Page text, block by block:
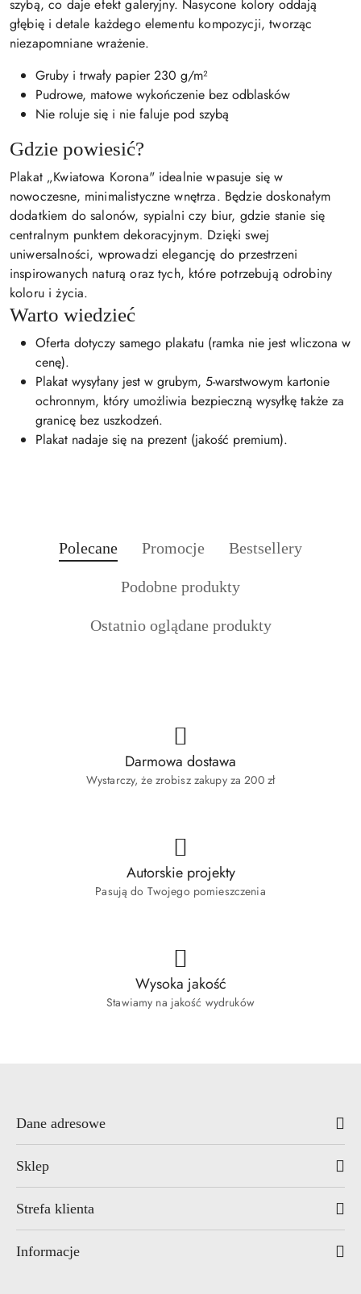
szybą, co daje efekt galeryjny. Nasycone kolory oddają
głębię i detale każdego elementu kompozycji, tworząc
niezapomniane wrażenie.
Gruby i trwały papier 230 g/m²
Pudrowe, matowe wykończenie bez odblasków
Nie roluje się i nie faluje pod szybą
Gdzie powiesić?
Plakat „Kwiatowa Korona" idealnie wpasuje się w
nowoczesne, minimalistyczne wnętrza. Będzie doskonałym
dodatkiem do salonów, sypialni czy biur, gdzie stanie się
centralnym punktem dekoracyjnym. Dzięki swej
uniwersalności, wprowadzi elegancję do przestrzeni
inspirowanych naturą oraz tych, które potrzebują odrobiny
koloru i życia.
Warto wiedzieć
Oferta dotyczy samego plakatu (ramka nie jest wliczona w
cenę).
Plakat wysyłany jest w grubym, 5-warstwowym kartonie
ochronnym, który umożliwia bezpieczną wysyłkę także za
granicę bez uszkodzeń.
Plakat nadaje się na prezent (jakość premium).
Pomiń karuzelę produktów
Produkty
Polecane
Produkty
statusie:
Promocje
Produkty
statusie:
Bestsellery
Produkty
statusie:
Podobne produkty
Produkty
Ostatnio oglądane produkty
Darmowa dostawa
Wystarczy, że zrobisz zakupy za 200 zł
Autorskie projekty
Pasują do Twojego pomieszczenia
Wysoka jakość
Stawiamy na jakość wydruków
Dane adresowe
Sklep
Strefa klienta
Informacje